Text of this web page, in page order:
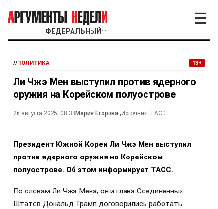
ФЕДЕРАЛЬНЫЙ ﹀
☰
//ПОЛИТИКА 13+
Ли Чжэ Мен выступил против ядерного
оружия на Корейском полуострове
26 августа 2025, 08:33 Мария Егорова ,Источник: ТАСС
Президент Южной Кореи Ли Чжэ Мен выступил
против ядерного оружия на Корейском
полуострове. Об этом информирует ТАСС.
По словам Ли Чжэ Мена, он и глава Соединенных
Штатов Дональд Трамп договорились работать